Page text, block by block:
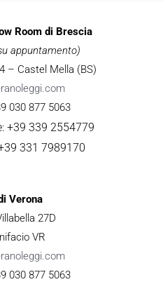
Room di Brescia
appuntamento)
– Castel Mella (BS)
030 877 5063
+39 339 2554779
331 7989170
Verona
27D
VR
030 877 5063